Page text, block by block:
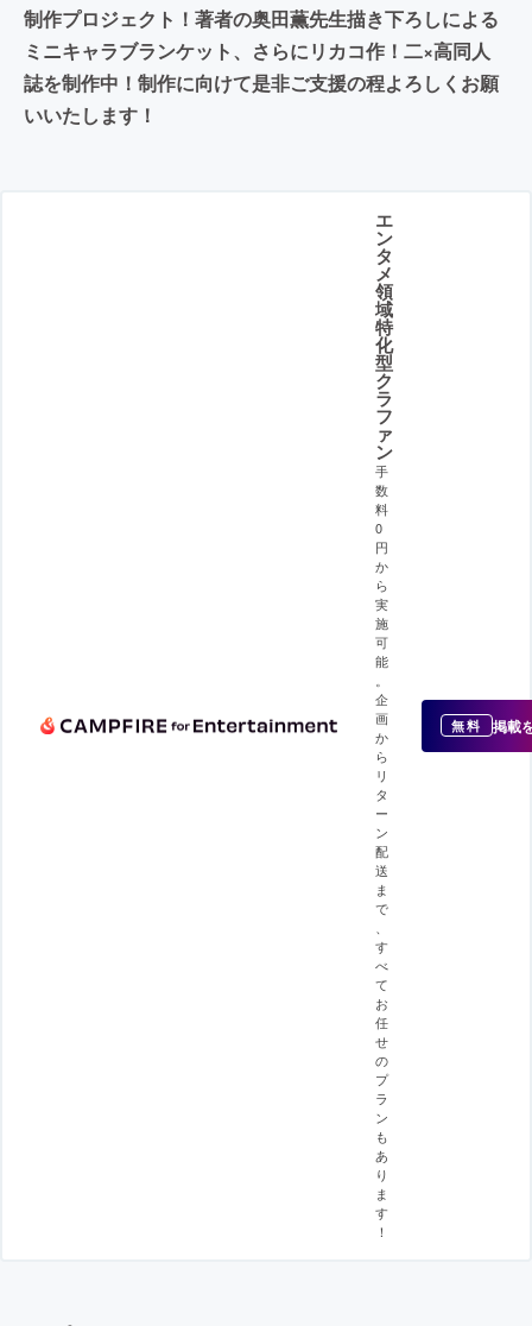
制作プロジェクト！著者の奥田薫先生描き下ろしによる
ミニキャラブランケット、さらにリカコ作！二×高同人
誌を制作中！制作に向けて是非ご支援の程よろしくお願
いいたします！
エ
ン
タ
メ
領
域
特
化
型
ク
ラ
フ
ァ
ン
手
数
料
0
円
か
ら
実
施
可
能
企
画
か
ら
リ
タ
ー
ン
配
送
ま
で
す
べ
て
お
任
せ
の
プ
ラ
ン
も
あ
り
ま
す
！
無料 掲載